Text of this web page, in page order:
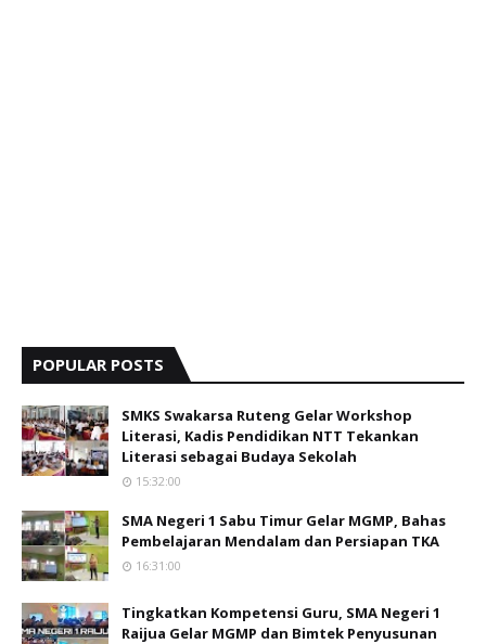
POPULAR POSTS
SMKS Swakarsa Ruteng Gelar Workshop
Literasi, Kadis Pendidikan NTT Tekankan
Literasi sebagai Budaya Sekolah
15:32:00
SMA Negeri 1 Sabu Timur Gelar MGMP, Bahas
Pembelajaran Mendalam dan Persiapan TKA
16:31:00
Tingkatkan Kompetensi Guru, SMA Negeri 1
Raijua Gelar MGMP dan Bimtek Penyusunan